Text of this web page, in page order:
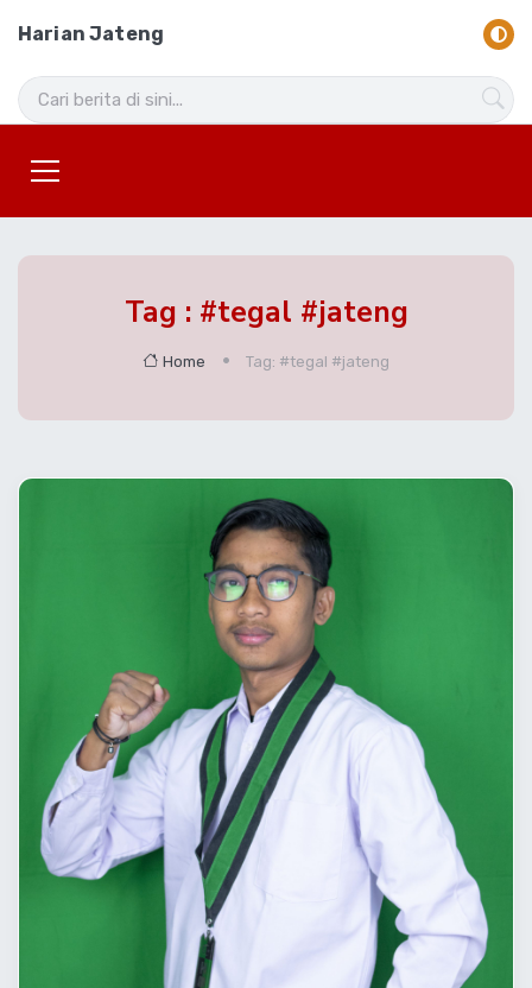
Harian Jateng
Tag : #tegal #jateng
Home Tag: #tegal #jateng